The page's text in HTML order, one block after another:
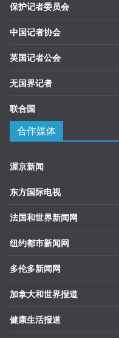
保护记者委员会
中国记者协会
英国记者公会
无国界记者
联合国
合作媒体
渥京新闻
东方国际电视
法国和世界新闻网
纽约都市新闻网
多伦多新闻网
加拿大和世界报道
健康生活报道